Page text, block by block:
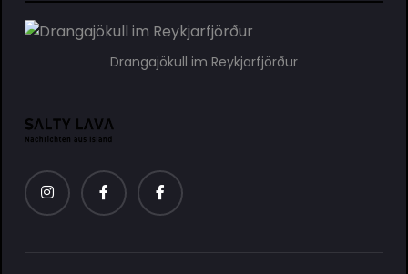
Drangajökull im Reykjarfjörður